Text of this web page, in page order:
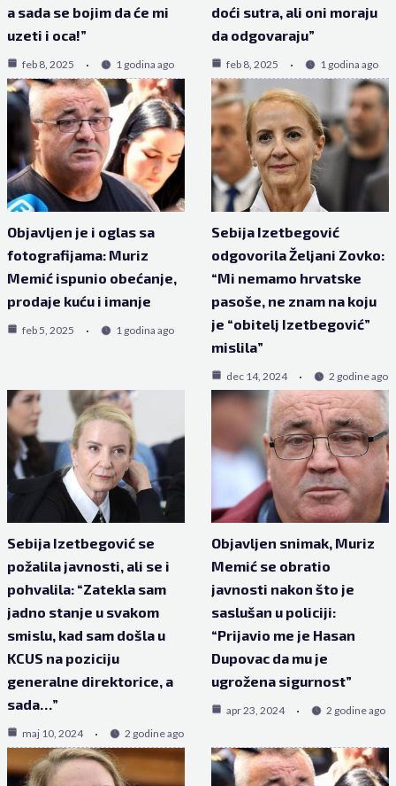
a sada se bojim da će mi
uzeti i oca!”
feb 8, 2025 1 godina ago
doći sutra, ali oni moraju
da odgovaraju”
feb 8, 2025 1 godina ago
Objavljen je i oglas sa
fotografijama: Muriz
Memić ispunio obećanje,
prodaje kuću i imanje
feb 5, 2025 1 godina ago
Sebija Izetbegović
odgovorila Željani Zovko:
“Mi nemamo hrvatske
pasoše, ne znam na koju
je “obitelj Izetbegović”
mislila”
dec 14, 2024 2 godine ago
Sebija Izetbegović se
požalila javnosti, ali se i
pohvalila: “Zatekla sam
jadno stanje u svakom
smislu, kad sam došla u
KCUS na poziciju
generalne direktorice, a
sada…”
maj 10, 2024 2 godine ago
Objavljen snimak, Muriz
Memić se obratio
javnosti nakon što je
saslušan u policiji:
“Prijavio me je Hasan
Dupovac da mu je
ugrožena sigurnost”
apr 23, 2024 2 godine ago